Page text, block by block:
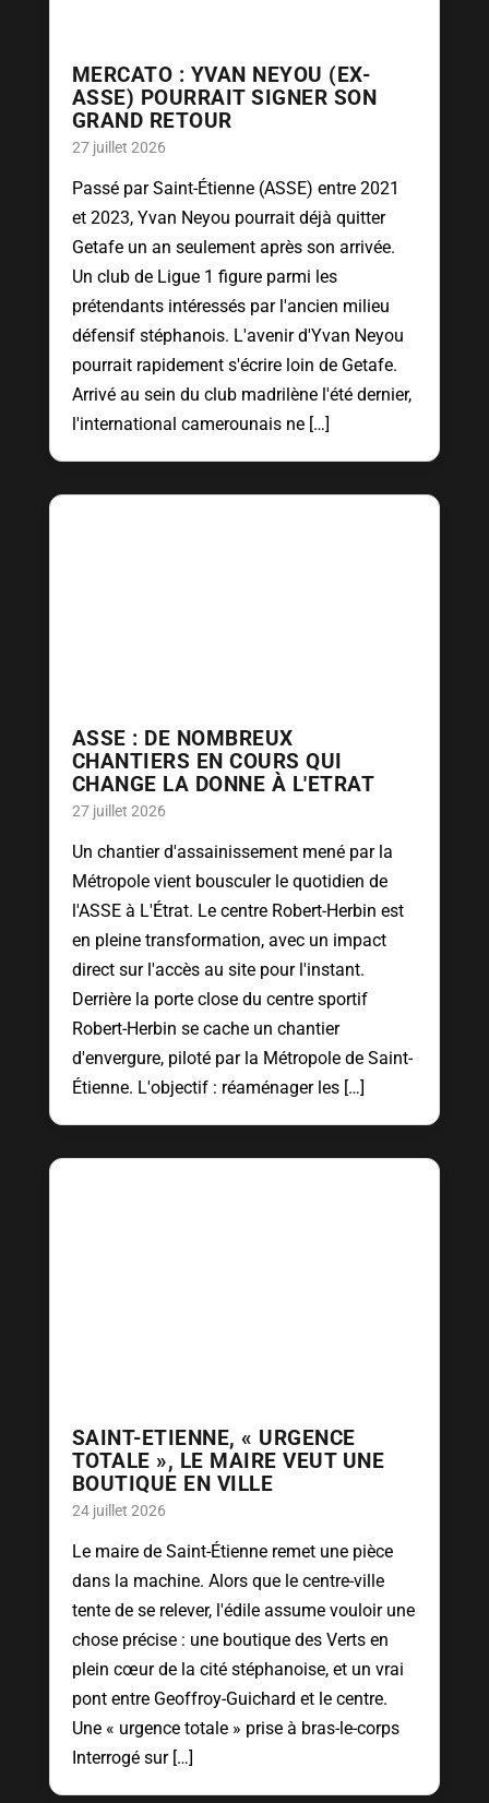
MERCATO : YVAN NEYOU (EX-
ASSE) POURRAIT SIGNER SON
GRAND RETOUR
27 juillet 2026
Passé par Saint-Étienne (ASSE) entre 2021
et 2023, Yvan Neyou pourrait déjà quitter
Getafe un an seulement après son arrivée.
Un club de Ligue 1 figure parmi les
prétendants intéressés par l'ancien milieu
défensif stéphanois. L'avenir d'Yvan Neyou
pourrait rapidement s'écrire loin de Getafe.
Arrivé au sein du club madrilène l'été dernier,
l'international camerounais ne […]
ASSE : DE NOMBREUX
CHANTIERS EN COURS QUI
CHANGE LA DONNE À L'ETRAT
27 juillet 2026
Un chantier d'assainissement mené par la
Métropole vient bousculer le quotidien de
l'ASSE à L'Étrat. Le centre Robert-Herbin est
en pleine transformation, avec un impact
direct sur l'accès au site pour l'instant.
Derrière la porte close du centre sportif
Robert-Herbin se cache un chantier
d'envergure, piloté par la Métropole de Saint-
Étienne. L'objectif : réaménager les […]
SAINT-ETIENNE, « URGENCE
TOTALE », LE MAIRE VEUT UNE
BOUTIQUE EN VILLE
24 juillet 2026
Le maire de Saint-Étienne remet une pièce
dans la machine. Alors que le centre-ville
tente de se relever, l'édile assume vouloir une
chose précise : une boutique des Verts en
plein cœur de la cité stéphanoise, et un vrai
pont entre Geoffroy-Guichard et le centre.
Une « urgence totale » prise à bras-le-corps
Interrogé sur […]